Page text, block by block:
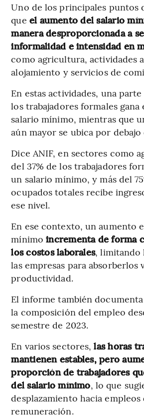
Uno de los principales puntos
que el aumento del salario
manera desproporcionada a
informalidad e intensidad en
como agricultura, actividades
alojamiento y servicios de
En estas actividades, una
los trabajadores formales
salario mínimo, mientras que
aún mayor se ubica por debajo
Dice ANIF, en sectores como
del 37% de los trabajadores
un salario mínimo, y más del
ocupados totales recibe
ese nivel.
En ese contexto, un aumento
mínimoincrementa de forma
los costos laborales, limitando
las empresas para absorberlos
productividad.
El informe también
la composición del empleo
semestre de 2023.
En varios sectores,las horas
mantienen estables, pero
proporción de trabajadores
del salario mínimo, lo que
desplazamiento hacia
remuneración.